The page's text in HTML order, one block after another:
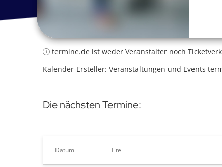
termine.de ist weder Veranstalter noch
Kalender-Ersteller: Veranstaltungen und Events
Die nächsten Termine:
Datum Titel